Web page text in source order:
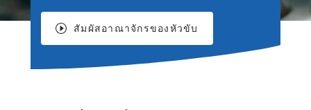
สัมผัสอาณาจักรของหัวขับ